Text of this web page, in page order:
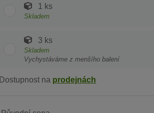
1 ks
Skladem
3 ks
Skladem
Vychystáváme z menšího balení
Dostupnost na prodejnách